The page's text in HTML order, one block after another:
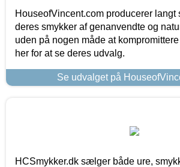
HouseofVincent.com producerer langt
deres smykker af genanvendte og
uden på nogen måde at
her for at se deres udvalg.
Se udvalget på
HCSmykker.dk sælger både ure,